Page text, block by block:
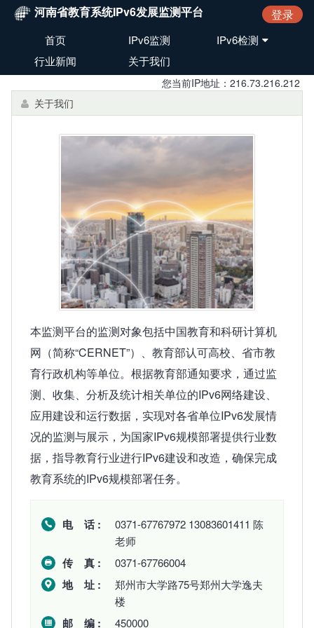
河南省教育系统IPv6发展监测平台
首页 IPv6监测
IPv6检测
行业新闻
关于我们
登录
您当前IP地址：216.73.216.212
关于我们
本监测平台的监测对象包括中国教育和科研计算机
网（简称“CERNET”）、教育部认可高校、省市教
育行政机构等单位。根据教育部通知要求，通过监
测、收集、分析及统计相关单位的IPv6网络建设、
应用建设和运行数据，实现对各省单位IPv6发展情
况的监测与展示，为国家IPv6规模部署提供行业数
据，指导教育行业进行IPv6建设和改造，确保完成
教育系统的IPv6规模部署任务。
电 话 :
0371-67767972 13083601411 陈
老师
传 真 : 0371-67766004
地 址 :
郑州市大学路75号郑州大学逸夫
楼
邮 编 : 450000